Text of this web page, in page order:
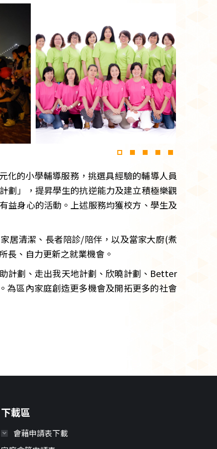
化的小學輔導服務，挑選具經驗的輔導人員
劃」，提昇學生的抗逆能力及建立積極樂觀
益身心的活動。上述服務均獲校方、學生及
居清潔、長者陪診/陪伴，以及當家大廚(煮
長、自力更新之就業機會。
計劃、走出我天地計劃、欣曉計劃、Better
為區內家庭創造更多機會及開拓更多的社會
下載區
會藉申請表下載